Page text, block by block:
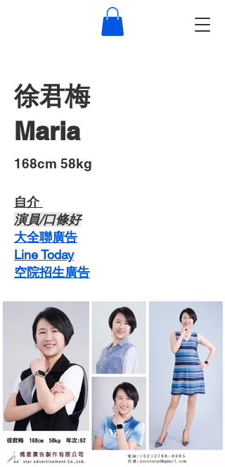
徐君梅
Maria
​168cm 58kg
自介 ​
​演員/口條好
​大全聯廣告
Line Today
空院招生廣告